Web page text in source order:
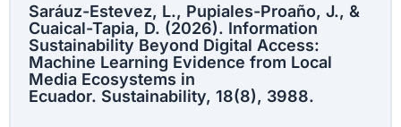
Saráuz-Estevez, L., Pupiales-Proaño, J., &
Cuaical-Tapia, D. (2026). Information
Sustainability Beyond Digital Access:
Machine Learning Evidence from Local
Media Ecosystems in
Ecuador. Sustainability, 18(8), 3988.